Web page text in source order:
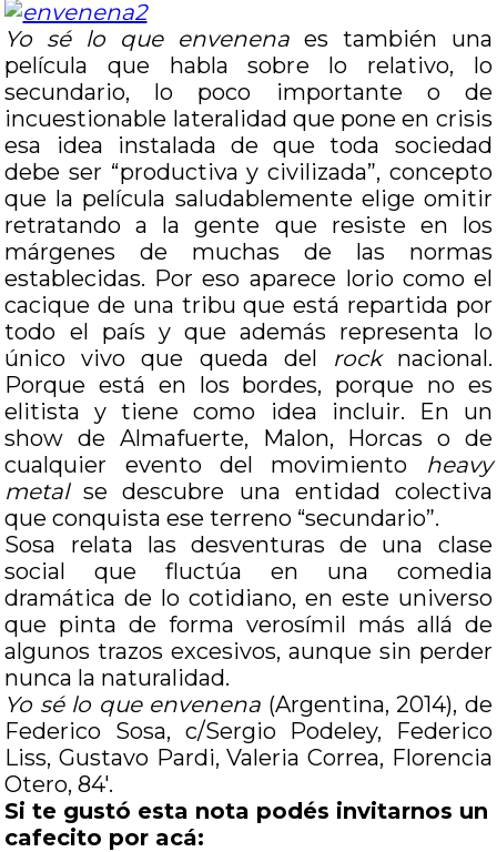
Yo sé lo que envenenaes también una
película que habla sobre lo relativo, lo
secundario, lo poco importante o de
incuestionable lateralidad que pone en crisis
esa idea instalada de que toda sociedad
debe ser “productiva y civilizada”, concepto
que la película saludablemente elige omitir
retratando a la gente que resiste en los
márgenes de muchas de las normas
establecidas. Por eso aparece Iorio como el
cacique de una tribu que está repartida por
todo el país y que además representa lo
único vivo que queda del
rocknacional.
Porque está en los bordes, porque no es
elitista y tiene como idea incluir. En un
show de Almafuerte, Malon, Horcas o de
cualquier evento del movimiento
heavy
metalse descubre una entidad colectiva
que conquista ese terreno “secundario”.
Sosa relata las desventuras de una clase
social que fluctúa en una comedia
dramática de lo cotidiano, en este universo
que pinta de forma verosímil más allá de
algunos trazos excesivos, aunque sin perder
nunca la naturalidad.
Yo sé lo que envenena (Argentina, 2014), de
Federico Sosa, c/Sergio Podeley, Federico
Liss, Gustavo Pardi, Valeria Correa, Florencia
Otero, 84′.
Si te gustó esta nota podés invitarnos un
cafecito por acá: